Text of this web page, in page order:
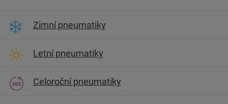
Zimní pneumatiky
Letní pneumatiky
Celoroční pneumatiky